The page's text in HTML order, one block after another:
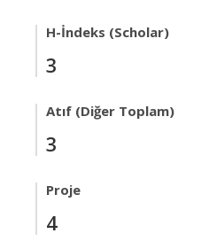
H-İndeks (Scholar)
3
Atıf (Diğer Toplam)
3
Proje
4